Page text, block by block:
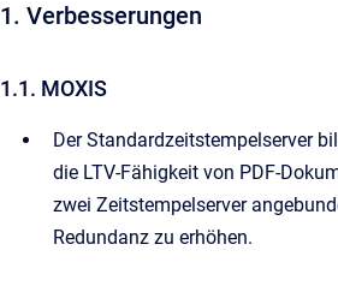
1. Verbesserungen
1.1. MOXIS
Der Standardzeitstempelserver
die LTV-Fähigkeit von PDF-
zwei Zeitstempelserver
Redundanz zu erhöhen.